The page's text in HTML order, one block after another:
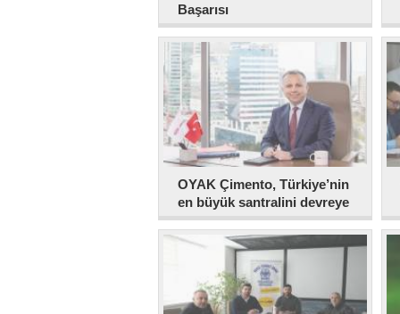
Başarısı
OYAK Çimento, Türkiye’nin
en büyük santralini devreye
aldı